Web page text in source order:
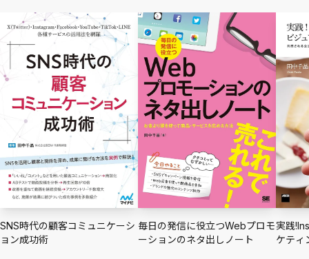
SNS時代の顧客コミュニケーシ
ョン成功術
毎日の発信に役立つWebプロモ
ーションのネタ出しノート
実践
ケティ